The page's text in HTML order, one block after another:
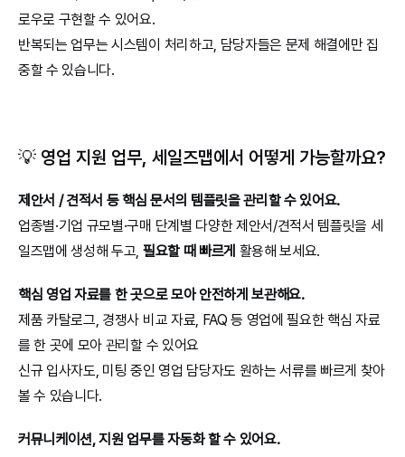
로우로 구현할 수 있어요.
반복되는 업무는 시스템이 처리하고, 담당자들은 문제 해결에만 집
중할 수 있습니다.
💡 영업 지원 업무, 세일즈맵에서 어떻게 가능할까요?
제안서 / 견적서 등 핵심 문서의 템플릿을 관리할 수 있어요.
업종별·기업 규모별·구매 단계별 다양한 제안서/견적서 템플릿을 세
일즈맵에 생성해 두고, 필요할 때 빠르게 활용해 보세요.
핵심 영업 자료를 한 곳으로 모아 안전하게 보관해요.
제품 카탈로그, 경쟁사 비교 자료, FAQ 등 영업에 필요한 핵심 자료
를 한 곳에 모아 관리할 수 있어요
신규 입사자도, 미팅 중인 영업 담당자도 원하는 서류를 빠르게 찾아
볼 수 있습니다.
커뮤니케이션, 지원 업무를 자동화 할 수 있어요.